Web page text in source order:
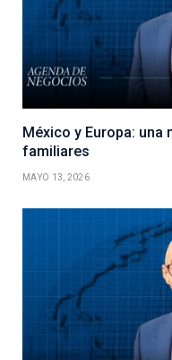
México y Europa: una
familiares
MAYO 13, 2026